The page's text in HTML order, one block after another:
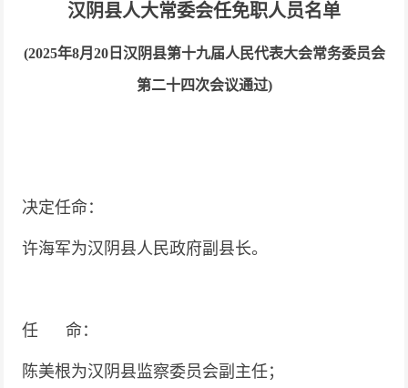
汉阴县人大常委会任免职人员名单
(2025年8月20日汉阴县第十九届人民代表大会常务委员会
第二十四次会议通过)
决定任命：
许海军为汉阴县人民政府副县长。
任 命：
陈美根为汉 阴县监察委员会副主任；